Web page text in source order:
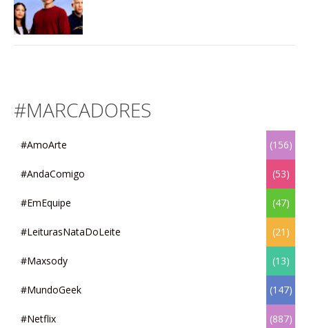
#MARCADORES
#AmoArte (156)
#AndaComigo (53)
#EmEquipe (47)
#LeiturasNataDoLeite (21)
#Maxsody (13)
#MundoGeek (147)
#Netflix (887)